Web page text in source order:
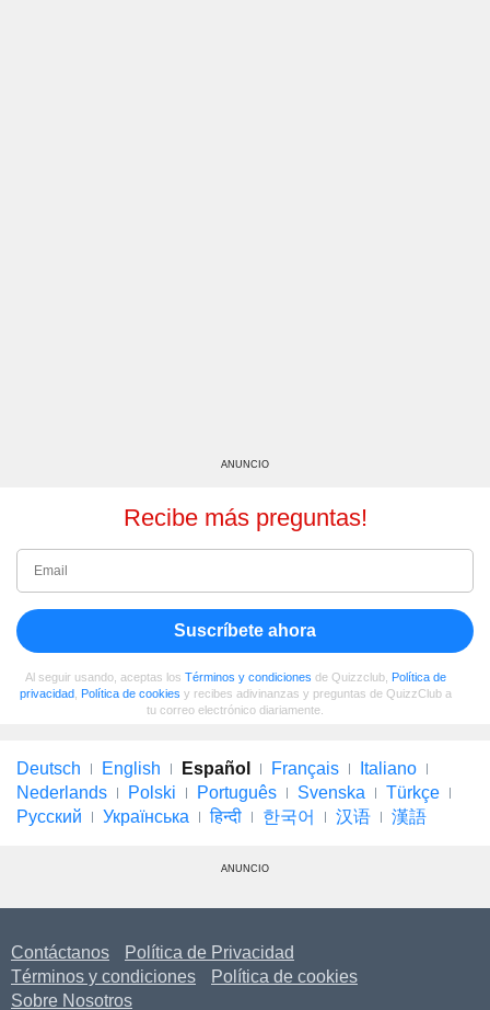
ANUNCIO
Recibe más preguntas!
Suscríbete ahora
Al seguir usando, aceptas los Términos y condiciones de Quizzclub, Política de
privacidad, Política de cookies y recibes adivinanzas y preguntas de QuizzClub a
tu correo electrónico diariamente.
Deutsch English Español Français
Italiano
Nederlands
Polski Português Svenska
Türkçe
Русский
Українська हिन्दी 한국어 汉语 漢語
ANUNCIO
Contáctanos
Política de Privacidad
Términos y condiciones
Política de cookies
Sobre Nosotros